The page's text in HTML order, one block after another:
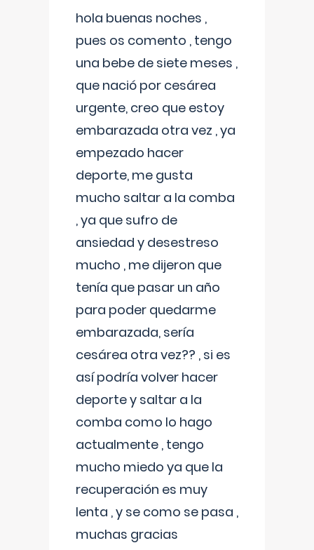
hola buenas noches ,
pues os comento , tengo
una bebe de siete meses ,
que nació por cesárea
urgente, creo que estoy
embarazada otra vez , ya
empezado hacer
deporte, me gusta
mucho saltar a la comba
, ya que sufro de
ansiedad y desestreso
mucho , me dijeron que
tenía que pasar un año
para poder quedarme
embarazada, sería
cesárea otra vez?? , si es
así podría volver hacer
deporte y saltar a la
comba como lo hago
actualmente , tengo
mucho miedo ya que la
recuperación es muy
lenta , y se como se pasa ,
muchas gracias